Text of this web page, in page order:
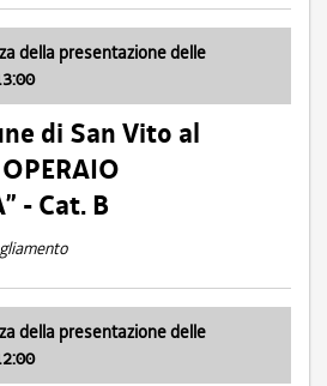
della presentazione delle
di San Vito al
- Cat. B
della presentazione delle